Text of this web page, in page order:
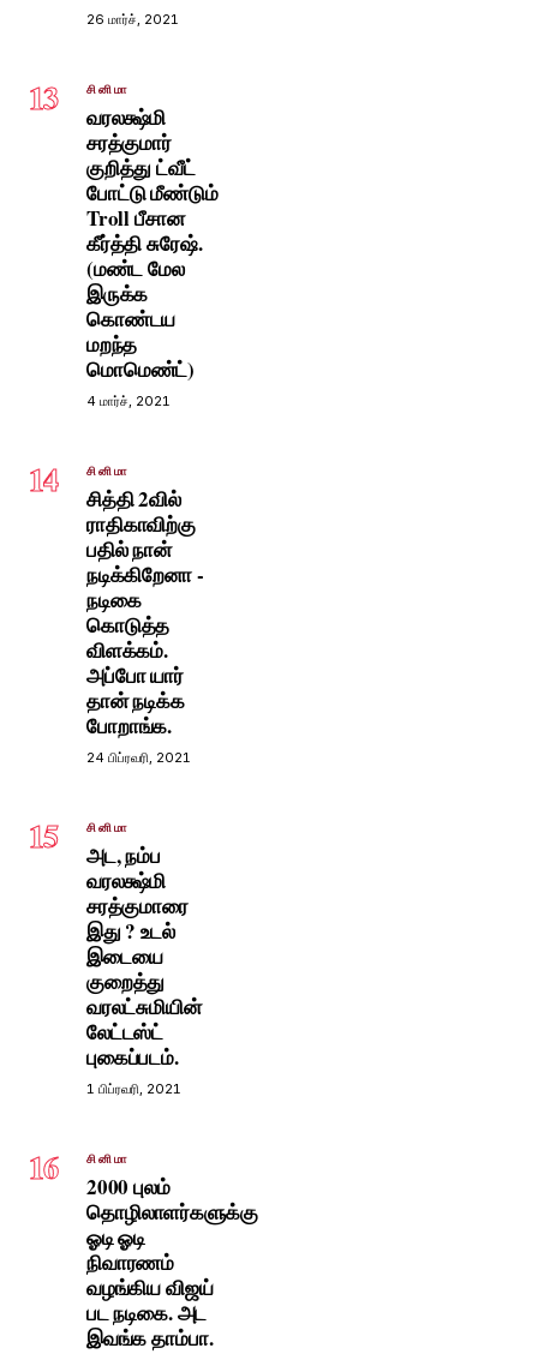
26 மார்ச், 2021
13 சினிமா
வரலக்ஷ்மி
சரத்குமார்
குறித்து ட்வீட்
போட்டு மீண்டும்
Troll பீசான
கீர்த்தி சுரேஷ்.
(மண்ட மேல
இருக்க
கொண்டய
மறந்த
மொமெண்ட்)
4 மார்ச், 2021
14 சினிமா
சித்தி 2வில்
ராதிகாவிற்கு
பதில் நான்
நடிக்கிறேனா -
நடிகை
கொடுத்த
விளக்கம்.
அப்போ யார்
தான் நடிக்க
போறாங்க.
24 பிப்ரவரி, 2021
15 சினிமா
அட, நம்ப
வரலக்ஷ்மி
சரத்குமாரை
இது ? உடல்
இடையை
குறைத்து
வரலட்சுமியின்
லேட்டஸ்ட்
புகைப்படம்.
1 பிப்ரவரி, 2021
16 சினிமா
2000 புலம்
தொழிலாளர்களுக்கு
ஓடி ஓடி
நிவாரணம்
வழங்கிய விஜய்
பட நடிகை. அட
இவங்க தாம்பா.